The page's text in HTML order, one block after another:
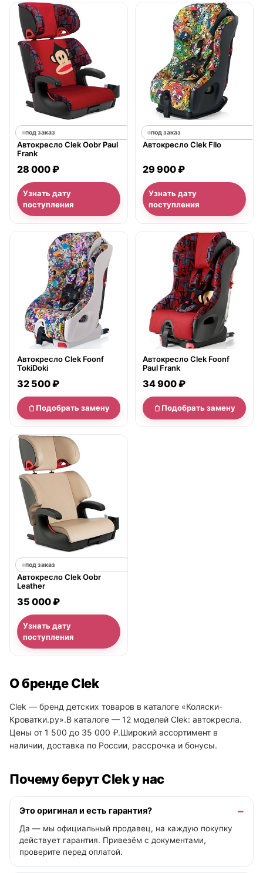
под заказ
Автокресло Clek Oobr Paul
Frank
28 000 ₽
Узнать дату
поступления
под заказ
Автокресло Clek Fllo
29 900 ₽
Узнать дату
поступления
нет в продаже
Автокресло Clek Foonf
TokiDoki
32 500 ₽
Подобрать замену
нет в продаже
Автокресло Clek Foonf
Paul Frank
34 900 ₽
Подобрать замену
под заказ
Автокресло Clek Oobr
Leather
35 000 ₽
Узнать дату
поступления
О бренде Clek
Clek — бренд детских товаров в каталоге «Коляски-
Кроватки.ру».В каталоге — 12 моделей Clek: автокресла.
Цены от 1 500 до 35 000 ₽.Широкий ассортимент в
наличии, доставка по России, рассрочка и бонусы.
Почему берут Clek у нас
Это оригинал и есть гарантия?
Да — мы официальный продавец, на каждую покупку
действует гарантия. Привезём с документами,
проверите перед оплатой.